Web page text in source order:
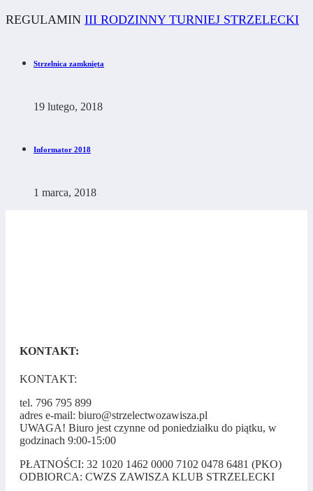
REGULAMIN III RODZINNY TURNIEJ STRZELECKI
Strzelnica zamknięta
19 lutego, 2018
Informator 2018
1 marca, 2018
KONTAKT:
KONTAKT:
tel. 796 795 899
adres e-mail: biuro@strzelectwozawisza.pl
UWAGA! Biuro jest czynne od poniedziałku do piątku, w
godzinach 9:00-15:00
PŁATNOŚCI: 32 1020 1462 0000 7102 0478 6481 (PKO)
ODBIORCA: CWZS ZAWISZA KLUB STRZELECKI